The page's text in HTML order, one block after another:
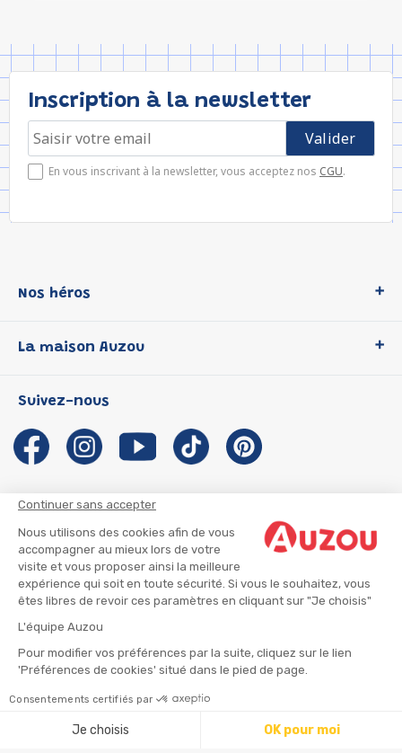
Continuer sans accepter
Nous utilisons des cookies afin de vous
accompagner au mieux lors de votre
visite et vous proposer ainsi la meilleure
expérience qui soit en toute sécurité. Si vous le souhaitez, vous
êtes libres de revoir ces paramètres en cliquant sur "Je choisis"
L'équipe Auzou
Pour modifier vos préférences par la suite, cliquez sur le lien
'Préférences de cookies' situé dans le pied de page.
Consentements certifiés par
Je choisis OK pour moi
Inscription à la newsletter
En vous inscrivant à la newsletter, vous acceptez nos CGU.
Nos héros
P'tit Loup
Les Influenceuses
Migali
Petite Taupe
La maison Auzou
Notre histoire
Auzou s'engage
Auteurs et illustrateurs Auzou
Suivre mon colis
Infos consommateur
Suivez-nous
CGU
CGV
Mentions légales
© 2026 - AUZOU |